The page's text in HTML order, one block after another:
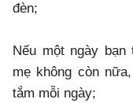
đèn;
Nếu một ngày
mẹ không còn
tắm mỗi ngày;